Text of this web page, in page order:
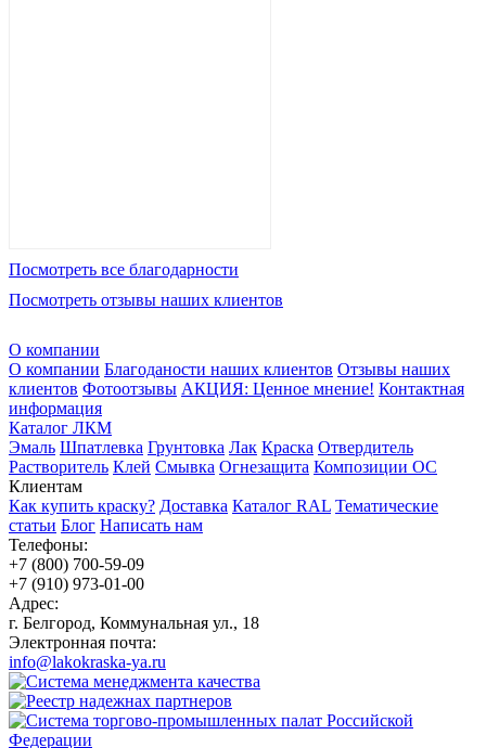
Посмотреть все благодарности
Посмотреть отзывы наших клиентов
О компании
О компании Благоданости наших клиентов Отзывы наших
клиентов Фотоотзывы АКЦИЯ: Ценное мнение! Контактная
информация
Каталог ЛКМ
Эмаль Шпатлевка Грунтовка Лак Краска Отвердитель
Растворитель Клей Смывка Огнезащита Композиции ОС
Клиентам
Как купить краску? Доставка Каталог RAL Тематические
статьи Блог Написать нам
Телефоны:
+7 (800) 700-59-09
+7 (910) 973-01-00
Адрес:
г. Белгород, Коммунальная ул., 18
Электронная почта:
info@lakokraska-ya.ru